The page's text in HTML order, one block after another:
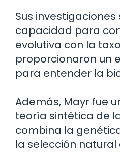
Sus investigaciones
capacidad para
evolutiva con la
proporcionaron un
para entender la
Además, Mayr fue
teoría sintética de
combina la
la selección natural